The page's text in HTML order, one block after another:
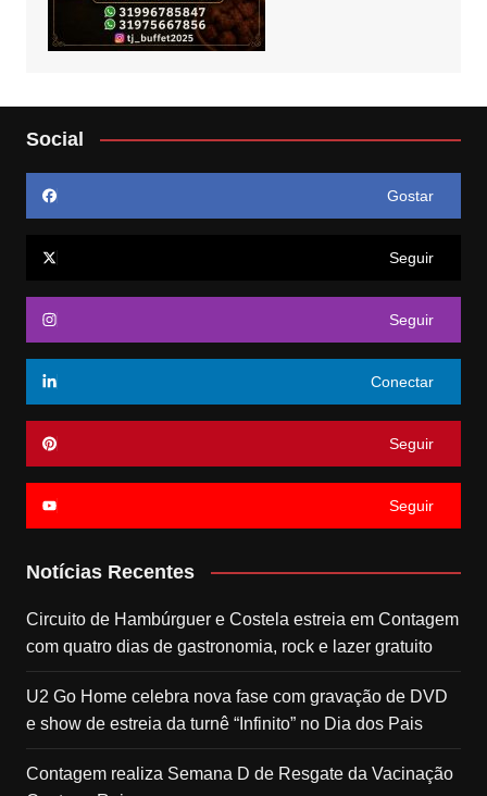
Social
Gostar
Seguir
Seguir
Conectar
Seguir
Seguir
Notícias Recentes
Circuito de Hambúrguer e Costela estreia em Contagem
com quatro dias de gastronomia, rock e lazer gratuito
U2 Go Home celebra nova fase com gravação de DVD
e show de estreia da turnê “Infinito” no Dia dos Pais
Contagem realiza Semana D de Resgate da Vacinação